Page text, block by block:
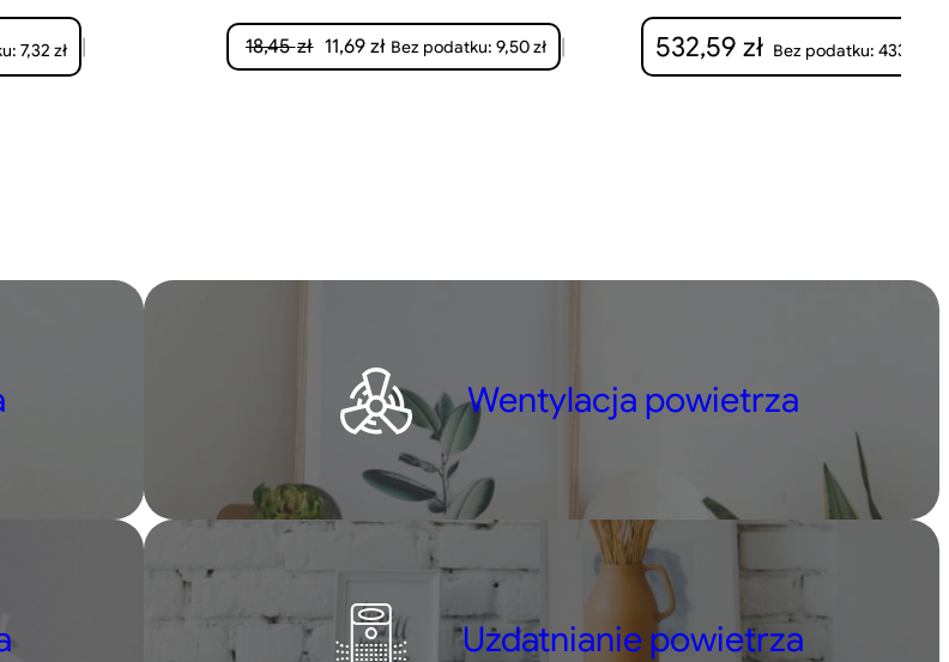
7,32 zł | 18,45zł Pierwotna
cena
11,69złAktualna
cena
Bez podatku:9,50zł | 532,59 zł Bez podatku: 433,00
Wentylacja powietrza
Uzdatnianie powietrza